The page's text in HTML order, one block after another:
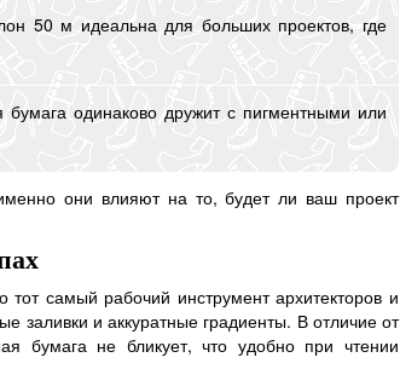
50 м идеальна для больших проектов, где
одинаково дружит с пигментными или
они влияют на то, будет ли ваш проект
самый рабочий инструмент архитекторов и
заливки и аккуратные градиенты. В отличие от
бумага не бликует, что удобно при чтении